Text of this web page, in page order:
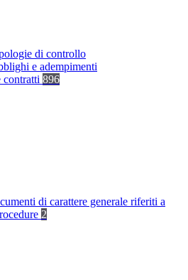
di controllo
e adempimenti
contratti 896
di carattere generale riferiti a
2